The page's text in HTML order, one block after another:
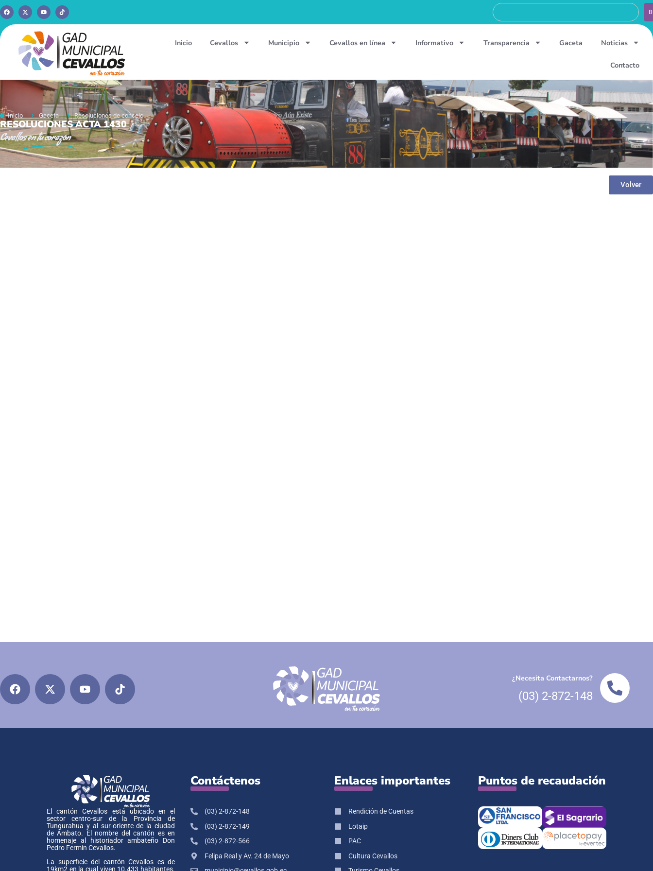
Inicio Cevallos Municipio Cevallos en línea Informativo Transparencia Gaceta Noticias
Contacto
Inicio Gaceta Resoluciones de concejo
RESOLUCIONES ACTA 1430
Cevallosen tu corazón
Volver
¿Necesita Contactarnos?
(03) 2-872-148
El cantón Cevallos está ubicado en el
sector centro-sur de la Provincia de
Tungurahua y al sur-oriente de la ciudad
de Ambato. El nombre del cantón es en
homenaje al historiador ambateño Don
Pedro Fermín Cevallos.
La superficie del cantón Cevallos es de
Contáctenos
(03) 2-872-148
(03) 2-872-149
(03) 2-872-566
Felipa Real y Av. 24 de Mayo
Enlaces importantes
Rendición de Cuentas
Lotaip
PAC
Cultura Cevallos
Puntos de recaudación